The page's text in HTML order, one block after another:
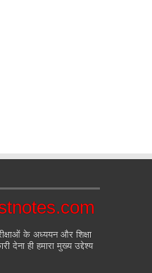
के अध्ययन और शिक्षा
देना ही हमारा मुख्य उद्देश्य